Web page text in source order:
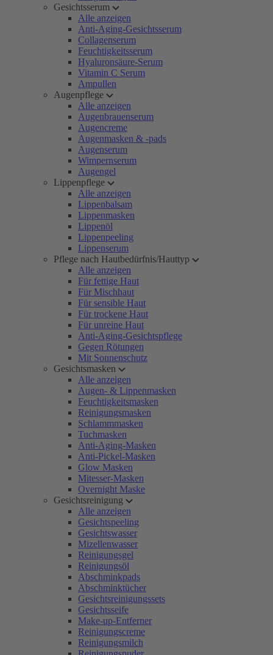
Gesichtsserum
Alle anzeigen
Anti-Aging-Gesichtsserum
Collagenserum
Feuchtigkeitsserum
Hyaluronsäure-Serum
Vitamin C Serum
Ampullen
Augenpflege
Alle anzeigen
Augenbrauenserum
Augencreme
Augenmasken & -pads
Augenserum
Wimpernserum
Augengel
Lippenpflege
Alle anzeigen
Lippenbalsam
Lippenmasken
Lippenöl
Lippenpeeling
Lippenserum
Pflege nach Hautbedürfnis/Hauttyp
Alle anzeigen
Für fettige Haut
Für Mischhaut
Für sensible Haut
Für trockene Haut
Für unreine Haut
Anti-Aging-Gesichtspflege
Gegen Rötungen
Mit Sonnenschutz
Gesichtsmasken
Alle anzeigen
Augen- & Lippenmasken
Feuchtigkeitsmasken
Reinigungsmasken
Schlammmasken
Tuchmasken
Anti-Aging-Masken
Anti-Pickel-Masken
Glow Masken
Mitesser-Masken
Overnight Maske
Gesichtsreinigung
Alle anzeigen
Gesichtspeeling
Gesichtswasser
Mizellenwasser
Reinigungsgel
Reinigungsöl
Abschminkpads
Abschminktücher
Gesichtsreinigungssets
Gesichtsseife
Make-up-Entferner
Reinigungscreme
Reinigungsmilch